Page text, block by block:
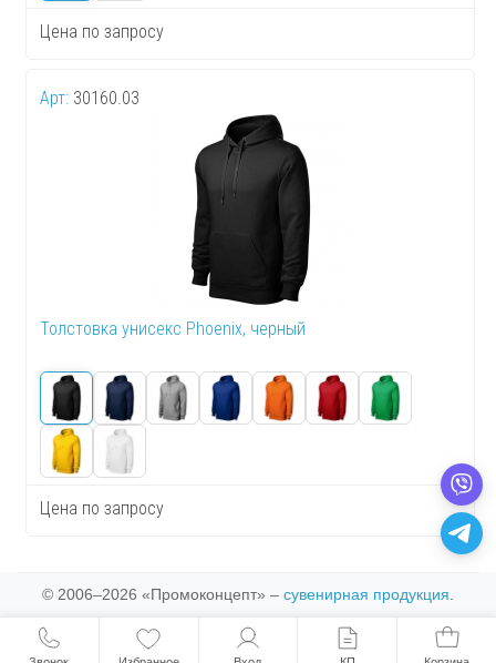
Цена по запросу
Арт: 30160.03
Толстовка унисекс Phoenix, черный
Цена по запросу
© 2006–2026 «Промоконцепт» – сувенирная продукция